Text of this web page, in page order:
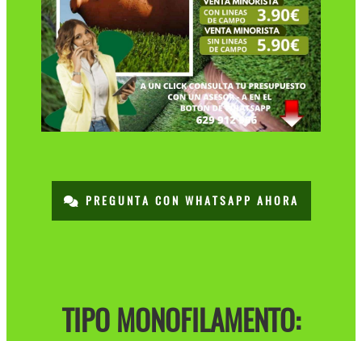
PREGUNTA CON WHATSAPP AHORA
TIPO MONOFILAMENTO: